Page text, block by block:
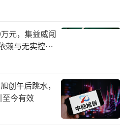
要高。
营收3.76亿元，同比增长1
窥镜产品销售的增长；2
母净利润1.18亿元，同比
务毛利率64.4%，和往年
降，主要受到股权支付和
响比较大。剔除这两部分
元，集益威闯
赖与无实控人
创午后跳水，
今有效